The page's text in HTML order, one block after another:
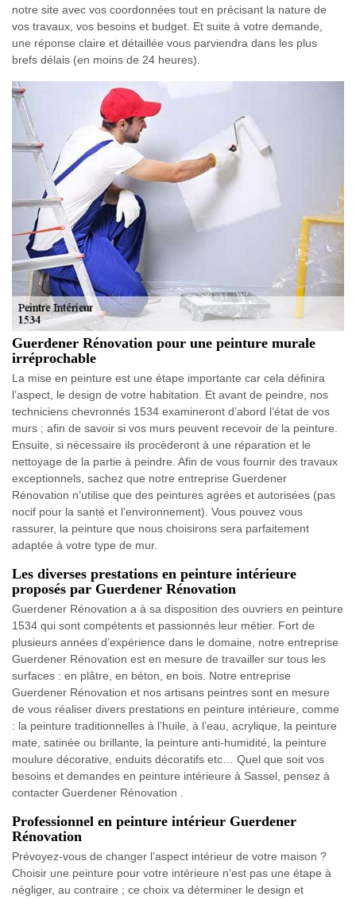
notre site avec vos coordonnées tout en précisant la nature de
vos travaux, vos besoins et budget. Et suite à votre demande,
une réponse claire et détaillée vous parviendra dans les plus
brefs délais (en moins de 24 heures).
Guerdener Rénovation pour une peinture murale
irréprochable
La mise en peinture est une étape importante car cela définira
l’aspect, le design de votre habitation. Et avant de peindre, nos
techniciens chevronnés 1534 examineront d’abord l’état de vos
murs ; afin de savoir si vos murs peuvent recevoir de la peinture.
Ensuite, si nécessaire ils procèderont à une réparation et le
nettoyage de la partie à peindre. Afin de vous fournir des travaux
exceptionnels, sachez que notre entreprise Guerdener
Rénovation n’utilise que des peintures agrées et autorisées (pas
nocif pour la santé et l’environnement). Vous pouvez vous
rassurer, la peinture que nous choisirons sera parfaitement
adaptée à votre type de mur.
Les diverses prestations en peinture intérieure
proposés par Guerdener Rénovation
Guerdener Rénovation a à sa disposition des ouvriers en peinture
1534 qui sont compétents et passionnés leur métier. Fort de
plusieurs années d’expérience dans le domaine, notre entreprise
Guerdener Rénovation est en mesure de travailler sur tous les
surfaces : en plâtre, en béton, en bois. Notre entreprise
Guerdener Rénovation et nos artisans peintres sont en mesure
de vous réaliser divers prestations en peinture intérieure, comme
: la peinture traditionnelles à l’huile, à l’eau, acrylique, la peinture
mate, satinée ou brillante, la peinture anti-humidité, la peinture
moulure décorative, enduits décoratifs etc… Quel que soit vos
besoins et demandes en peinture intérieure à Sassel, pensez à
contacter Guerdener Rénovation .
Professionnel en peinture intérieur Guerdener
Rénovation
Prévoyez-vous de changer l’aspect intérieur de votre maison ?
Choisir une peinture pour votre intérieure n’est pas une étape à
négliger, au contraire ; ce choix va déterminer le design et